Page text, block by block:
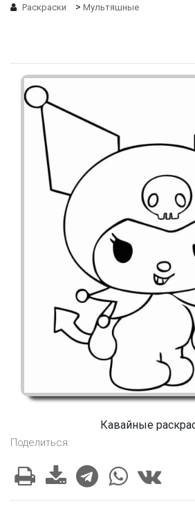
Раскраски > Мультяшные
Кавайные
Поделиться: